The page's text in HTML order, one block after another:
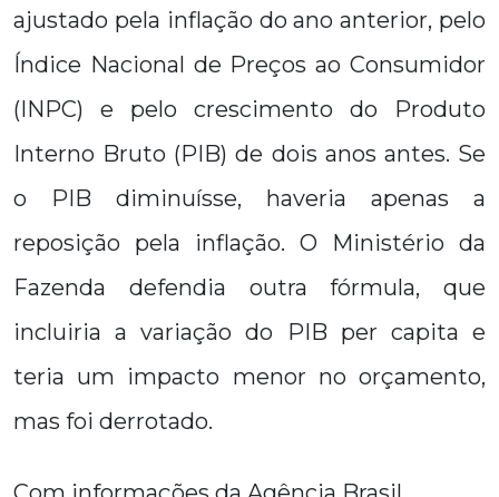
ajustado pela inflação do ano anterior, pelo
Índice Nacional de Preços ao Consumidor
(INPC) e pelo crescimento do Produto
Interno Bruto (PIB) de dois anos antes. Se
o PIB diminuísse, haveria apenas a
reposição pela inflação. O Ministério da
Fazenda defendia outra fórmula, que
incluiria a variação do PIB per capita e
teria um impacto menor no orçamento,
mas foi derrotado.